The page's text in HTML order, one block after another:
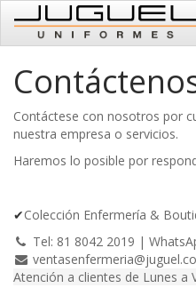
Contáctese con nosotros por
nuestra empresa o servicios.
Haremos lo posible por
✔Colección Enfermería &
Tel: 81 8042 2019 |
Atención a clientes de Lunes a